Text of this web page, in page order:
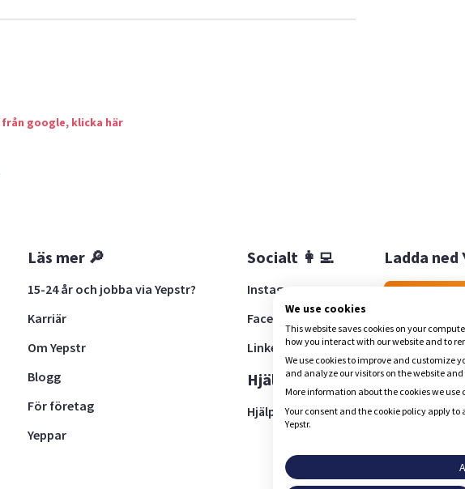
google, klicka här
Läs mer 🔎
15-24 år och jobba via Yepstr?
Karriär
Om Yepstr
Blogg
För företag
Yeppar
Socialt 👩‍💻
Instagram
Facebook
LinkedIn
Hjälp 🚨
Hjälpcenter
Ladda ned
We use cookies
This website saves cookies on your
how you interact with our website and to
We use cookies to improve and customize
and analyze our visitors on the website
More information about the cookies we use
Your consent and the cookie policy apply to
Yepstr.